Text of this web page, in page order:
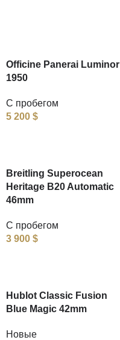
Officine Panerai Luminor
1950
С пробегом
5 200 $
Breitling Superocean
Heritage B20 Automatic
46mm
С пробегом
3 900 $
Hublot Classic Fusion
Blue Magic 42mm
Новые